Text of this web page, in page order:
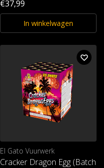
€37,99
In winkelwagen
El Gato Vuurwerk
Cracker Dragon Egg